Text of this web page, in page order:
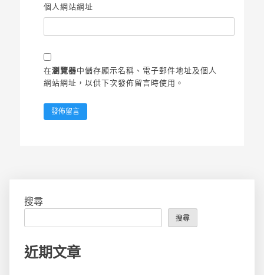
個人網站網址
在瀏覽器中儲存顯示名稱、電子郵件地址及個人
網站網址，以供下次發佈留言時使用。
搜尋
搜尋
近期文章